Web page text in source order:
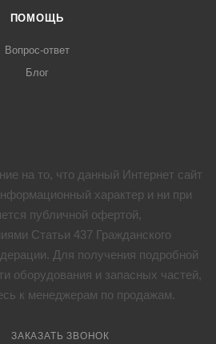
ПОМОЩЬ
Вопрос-ответ
Блог
на то, что данный Интернет сайт
характер и ни при
публичной офертой,
Статьи 437 Гражданского
Для получения подробной
оборудования и запасных частей,
к менеджерам по продажам.
ЗАКАЗАТЬ ЗВОНОК